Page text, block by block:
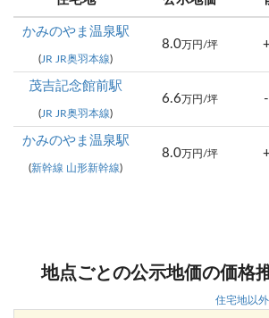
かみのやま温泉駅
(JR JR奥羽本線)
8.0万円/坪
茂吉記念館前駅
(JR JR奥羽本線)
6.6 万円/坪
かみのやま温泉駅
(新幹線 山形新幹線)
8.0万円/坪
地点ごとの公示地価の価格
住宅地以